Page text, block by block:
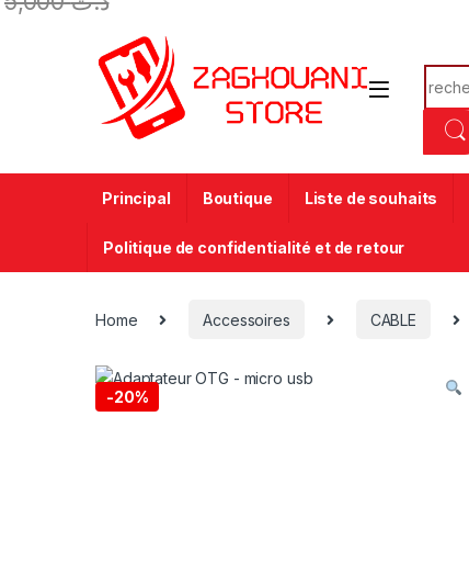
Principal Boutique Liste de souhaits
Politique de confidentialité et de retour
Home Accessoires CABLE
-20%